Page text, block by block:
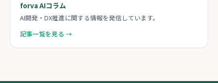
forva AIコラム
AI開発・DX推進に関する情報を発信しています。
記事一覧を見る →